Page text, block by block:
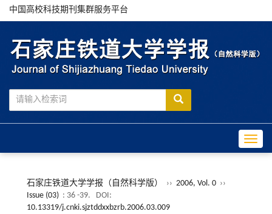
中国高校科技期刊集群服务平台
石家庄铁道大学学报（自然科学版） ›› 2006, Vol. 0 ››
Issue (03) : 36 -39.
DOI:
10.13319/j.cnki.sjztddxxbzrb.2006.03.009